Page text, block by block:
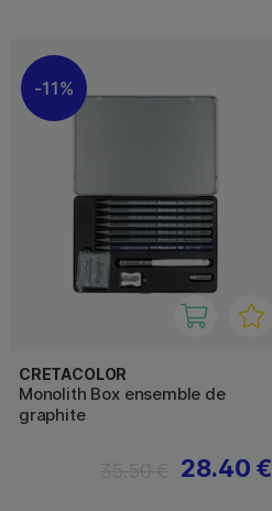
11%
CRETACOLOR
Monolith Box ensemble de
graphite
28.40 €